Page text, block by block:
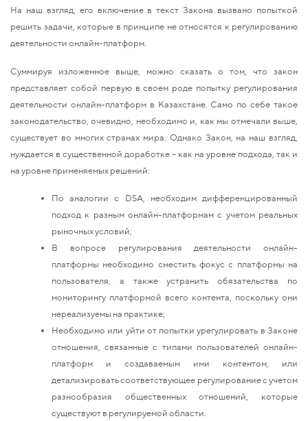
На наш взгляд, его включение в текст Закона вызвано попыткой
решить задачи, которые в принципе не относятся к регулированию
деятельности онлайн-платформ.
Суммируя изложенное выше, можно сказать о том, что закон
представляет собой первую в своем роде попытку регулирования
деятельности онлайн-платформ в Казахстане. Само по себе такое
законодательство, очевидно, необходимо и, как мы отмечали выше,
существует во многих странах мира. Однако Закон, на наш взгляд,
нуждается в существенной доработке – как на уровне подхода, так и
на уровне применяемых решений:
По аналогии с DSA, необходим дифференцированный
подход к разным онлайн-платформам с учетом реальных
рыночных условий;
В вопросе регулирования деятельности онлайн-
платформы необходимо сместить фокус с платформы на
пользователя, а также устранить обязательства по
мониторингу платформой всего контента, поскольку они
нереализуемы на практике;
Необходимо или уйти от попытки урегулировать в Законе
отношения, связанные с типами пользователей онлайн-
платформ и создаваемым ими контентом, или
детализировать соответствующее регулирование с учетом
разнообразия общественных отношений, которые
существуют в регулируемой области.